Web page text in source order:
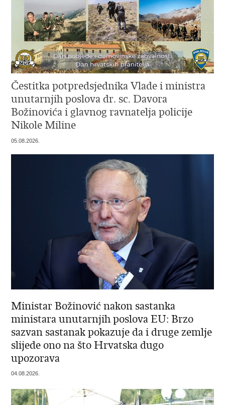
Čestitka potpredsjednika Vlade i ministra
unutarnjih poslova dr. sc. Davora
Božinovića i glavnog ravnatelja policije
Nikole Miline
05.08.2026.
Ministar Božinović nakon sastanka
ministara unutarnjih poslova EU: Brzo
sazvan sastanak pokazuje da i druge zemlje
slijede ono na što Hrvatska dugo
upozorava
04.08.2026.